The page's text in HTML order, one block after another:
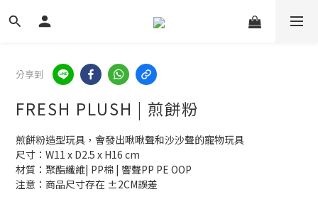
分享到
FRESH PLUSH | 煎餅粉
煎餅粉造型玩具，會發出啾啾聲和沙沙聲的寵物玩具
尺寸：W11 x D2.5 x H16 cm
材質：聚酯纖維| PP棉 | 響聲PP PE OOP
注意：商品尺寸存在 ±2CM誤差